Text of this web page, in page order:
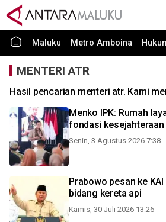
Maluku Metro Amboina
MENTERI ATR
Hasil pencarian menteri atr. Kami
Menko IPK: Rumah
fondasi kesejahteraan
Senin, 3 Agustus 2026 7:38
Prabowo pesan ke
bidang kereta api
Kamis, 30 Juli 2026 13:26